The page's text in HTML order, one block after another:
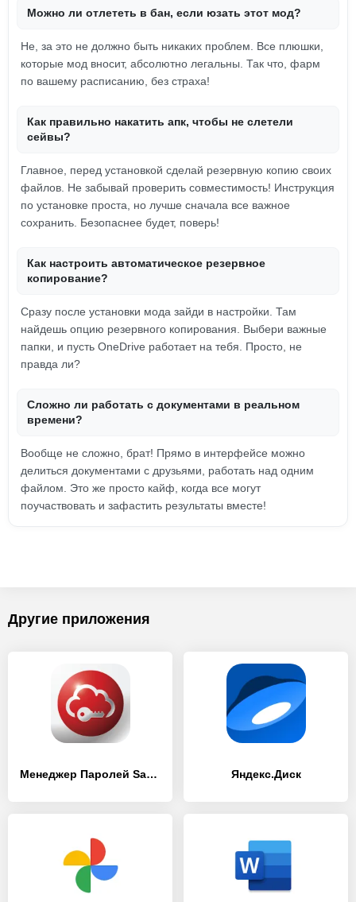
Можно ли отлететь в бан, если юзать этот мод?
Не, за это не должно быть никаких проблем. Все плюшки,
которые мод вносит, абсолютно легальны. Так что, фарм
по вашему расписанию, без страха!
Как правильно накатить апк, чтобы не слетели
сейвы?
Главное, перед установкой сделай резервную копию своих
файлов. Не забывай проверить совместимость! Инструкция
по установке проста, но лучше сначала все важное
сохранить. Безопаснее будет, поверь!
Как настроить автоматическое резервное
копирование?
Сразу после установки мода зайди в настройки. Там
найдешь опцию резервного копирования. Выбери важные
папки, и пусть OneDrive работает на тебя. Просто, не
правда ли?
Сложно ли работать с документами в реальном
времени?
Вообще не сложно, брат! Прямо в интерфейсе можно
делиться документами с друзьями, работать над одним
файлом. Это же просто кайф, когда все могут
поучаствовать и зафастить результаты вместе!
Другие приложения
Менеджер Паролей SafeInCloud 1 Яндекс.Диск